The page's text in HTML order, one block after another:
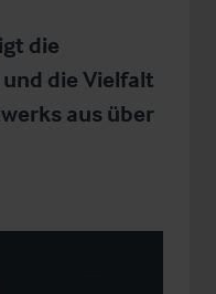
die
die Vielfalt
aus über